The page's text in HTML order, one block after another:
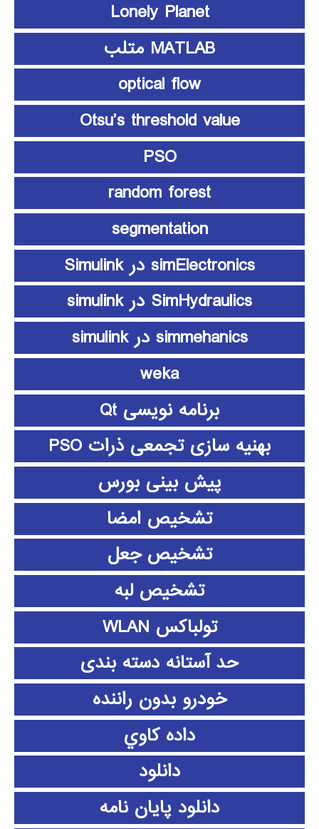
Lonely Planet
MATLAB متلب
optical flow
Otsu’s threshold value
PSO
random forest
segmentation
simElectronics در Simulink
SimHydraulics در simulink
simmehanics در simulink
weka
برنامه نویسی Qt
بهنیه سازی تجمعی ذرات PSO
پیش بینی بورس
تشخیص امضا
تشخیص جعل
تشخیص لبه
تولباکس WLAN
حد آستانه دسته بندی
خودرو بدون راننده
داده كاوي
دانلود
دانلود پايان نامه